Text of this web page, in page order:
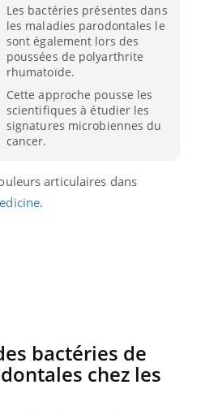
Les bactéries présentes dans
les maladies parodontales le
sont également lors des
poussées de polyarthrite
rhumatoïde.
Cette approche pousse les
scientifiques à étudier les
signatures microbiennes du
cancer.
articulaires dans
.
bactéries de
chez les